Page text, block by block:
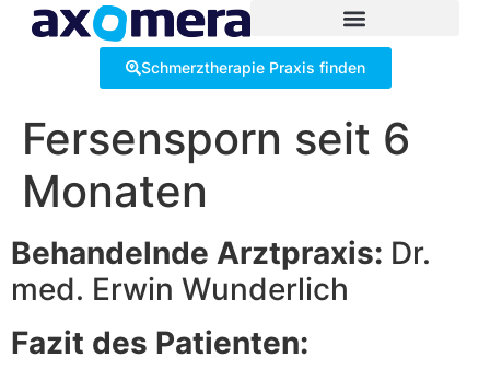
springen
Schmerztherapie Praxis finden
Fersensporn seit 6
Monaten
Behandelnde Arztpraxis: Dr.
med. Erwin Wunderlich
Fazit des Patienten: